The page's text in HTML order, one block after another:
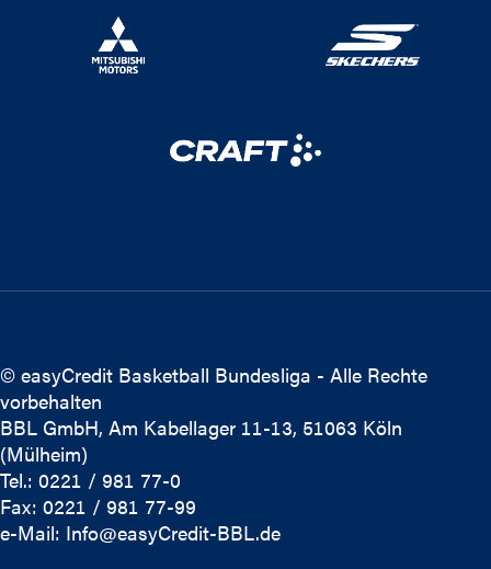
© easyCredit Basketball Bundesliga - Alle Rechte
vorbehalten
BBL GmbH, Am Kabellager 11-13, 51063 Köln
(Mülheim)
Tel.: 0221 / 981 77-0
Fax: 0221 / 981 77-99
e-Mail: Info@easyCredit-BBL.de